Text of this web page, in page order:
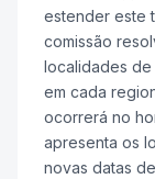
estender este
comissão
localidades
em cada
ocorrerá no
apresenta os
novas datas